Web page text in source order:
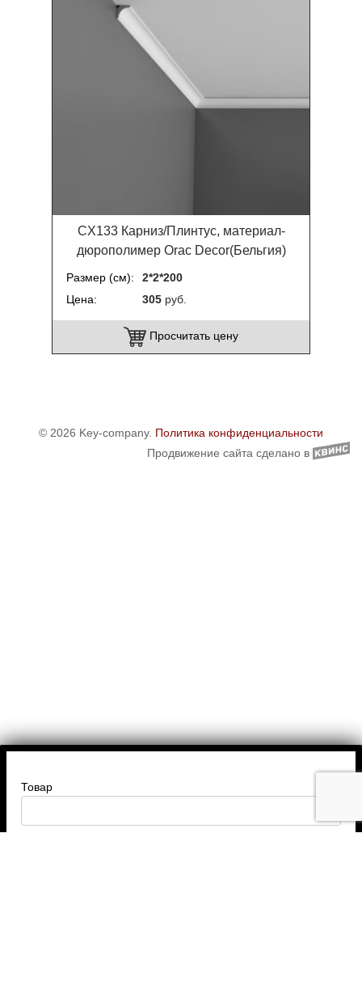
CX133 Карниз/Плинтус, материал-
дюрополимер Orac Decor(Бельгия)
Размер (см)
2*2*200
Цена
305 руб.
Просчитать цену
© 2026 Key-company. Политика конфиденциальности
Продвижение сайта сделано в
Товар